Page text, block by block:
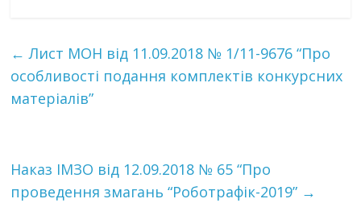
← Лист МОН від 11.09.2018 № 1/11-9676 “Про
особливості подання комплектів конкурсних
матеріалів”
Наказ ІМЗО від 12.09.2018 № 65 “Про
проведення змагань “Роботрафік-2019” →